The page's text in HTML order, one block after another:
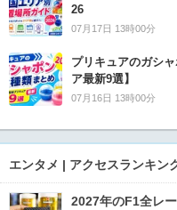
26
07月17日 13時00分
プリキュアのガシ
ア最新9選】
07月16日 13時00分
エンタメ | アクセスランキン
2027年のF1全レ